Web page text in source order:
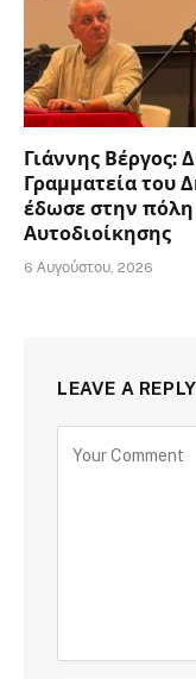
Γιάννης Βέργος:
Γραμματεία του
έδωσε στην
Αυτοδιοίκησης
6 Αυγούστου, 2026
LEAVE A REPLY